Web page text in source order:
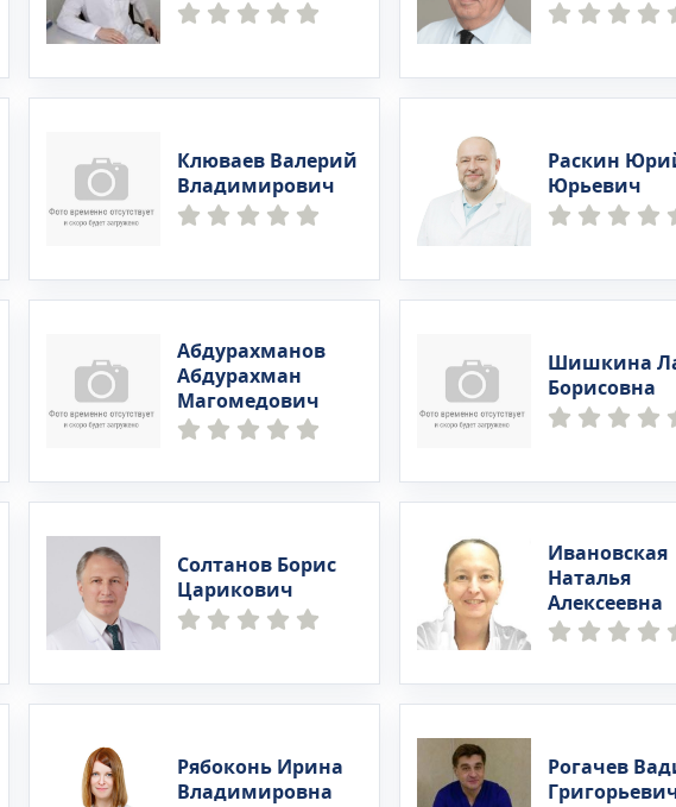
Клюваев Валерий
Владимирович
Раскин
Юрьевич
Абдурахманов
Абдурахман
Магомедович
Шишкина
Борисовна
Солтанов Борис
Царикович
Ивановская
Наталья
Алексеевна
Рябоконь Ирина
Владимировна
Рогачев